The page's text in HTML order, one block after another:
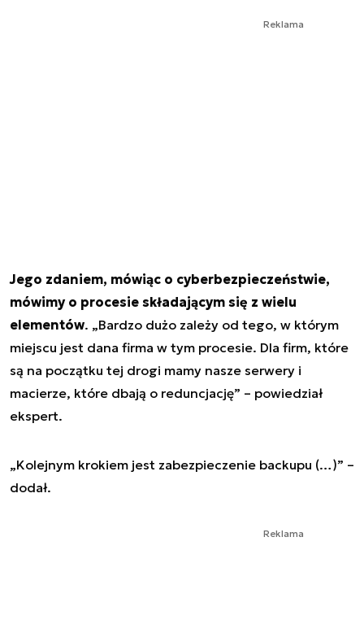
Reklama
Jego zdaniem, mówiąc o cyberbezpieczeństwie,
mówimy o procesie składającym się z wielu
elementów. „Bardzo dużo zależy od tego, w którym
miejscu jest dana firma w tym procesie. Dla firm, które
są na początku tej drogi mamy nasze serwery i
macierze, które dbają o reduncjację” – powiedział
ekspert.
„Kolejnym krokiem jest zabezpieczenie backupu (…)” –
dodał.
Reklama